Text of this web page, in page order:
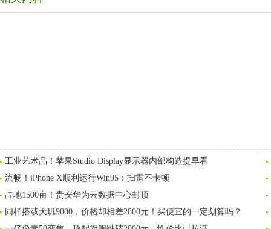
工业艺术品！苹果Studio Display显示器内部构造提早看
流畅！iPhone X顺利运行Win95：扫雷不卡顿
占地1500亩！贵安华为云数据中心封顶
同样搭载天玑9000，价格却相差2800元！买便宜的一定划算吗？